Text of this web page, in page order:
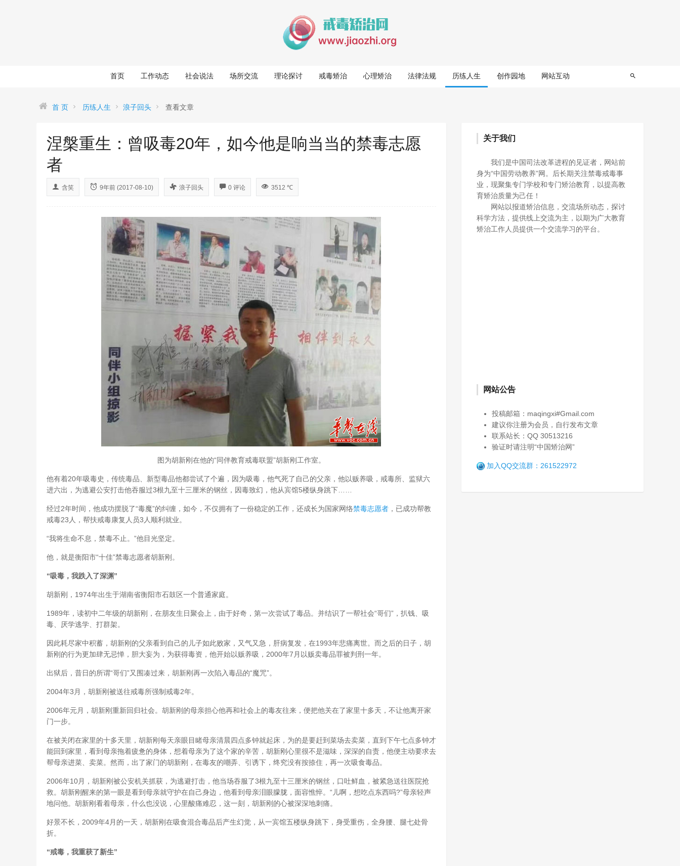
首页 工作动态 社会说法 场所交流 理论探讨 戒毒矫治 心理矫治 法律法规 历练人生 创作园地 网站互动
首 页 历练人生 浪子回头 查看文章
涅槃重生：曾吸毒20年，如今他是响当当的禁毒志愿
者
含笑 9年前 (2017-08-10) 浪子回头 0 评论 3512 ℃
图为胡新刚在他的“同伴教育戒毒联盟”胡新刚工作室。
他有着20年吸毒史，传统毒品、新型毒品他都尝试了个遍，因为吸毒，他气死了自己的父亲，他以贩养吸，戒毒所、监狱六
进六出，为逃避公安打击他吞服过3根九至十三厘米的钢丝，因毒致幻，他从宾馆5楼纵身跳下……
经过2年时间，他成功摆脱了“毒魔”的纠缠，如今，不仅拥有了一份稳定的工作，还成长为国家网络禁毒志愿者 ，已成功帮教
戒毒23人，帮扶戒毒康复人员3人顺利就业。
“我将生命不息，禁毒不止。”他目光坚定。
他，就是衡阳市“十佳”禁毒志愿者胡新刚。
“吸毒，我跌入了深渊”
胡新刚，1974年出生于湖南省衡阳市石鼓区一个普通家庭。
1989年，读初中二年级的胡新刚，在朋友生日聚会上，由于好奇，第一次尝试了毒品。并结识了一帮社会“哥们”，扒钱、吸
毒、厌学逃学、打群架。
因此耗尽家中积蓄，胡新刚的父亲看到自己的儿子如此败家，又气又急，肝病复发，在1993年悲痛离世。而之后的日子，胡
新刚的行为更加肆无忌惮，胆大妄为，为获得毒资，他开始以贩养吸，2000年7月以贩卖毒品罪被判刑一年。
出狱后，昔日的所谓“哥们”又围凑过来，胡新刚再一次陷入毒品的“魔咒”。
2004年3月，胡新刚被送往戒毒所强制戒毒2年。
2006年元月，胡新刚重新回归社会。胡新刚的母亲担心他再和社会上的毒友往来，便把他关在了家里十多天，不让他离开家
门一步。
在被关闭在家里的十多天里，胡新刚每天亲眼目睹母亲清晨四点多钟就起床，为的是要赶到菜场去卖菜，直到下午七点多钟才
能回到家里，看到母亲拖着疲惫的身体，想着母亲为了这个家的辛苦，胡新刚心里很不是滋味，深深的自责，他便主动要求去
帮母亲进菜、卖菜。然而，出了家门的胡新刚，在毒友的嘲弄、引诱下，终究没有按捺住，再一次吸食毒品。
2006年10月，胡新刚被公安机关抓获，为逃避打击，他当场吞服了3根九至十三厘米的钢丝，口吐鲜血，被紧急送往医院抢
救。胡新刚醒来的第一眼是看到母亲就守护在自己身边，他看到母亲泪眼朦胧，面容憔悴。“儿啊，想吃点东西吗?”母亲轻声
地问他。胡新刚看着母亲，什么也没说，心里酸痛难忍，这一刻，胡新刚的心被深深地刺痛。
好景不长，2009年4月的一天，胡新刚在吸食混合毒品后产生幻觉，从一宾馆五楼纵身跳下，身受重伤，全身腰、腿七处骨
折。
“戒毒，我重获了新生”
关于我们
我们是中国司法改革进程的见证者，网站前
身为“中国劳动教养”网。后长期关注禁毒戒毒事
业，现聚集专门学校和专门矫治教育，以提高教
育矫治质量为己任！
网站以报道矫治信息，交流场所动态，探讨
科学方法，提供线上交流为主，以期为广大教育
矫治工作人员提供一个交流学习的平台。
网站公告
投稿邮箱：maqingxi#Gmail.com
建议你注册为会员，自行发布文章
联系站长：QQ 30513216
验证时请注明“中国矫治网”
加入QQ交流群：261522972